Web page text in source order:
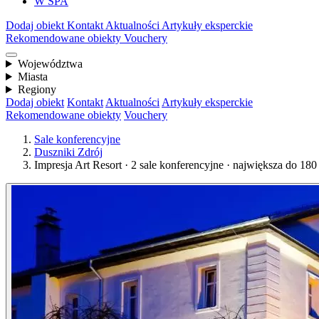
Dodaj obiekt Kontakt Aktualności Artykuły eksperckie
Rekomendowane obiekty Vouchery
Województwa
Miasta
Regiony
Dodaj obiekt Kontakt Aktualności Artykuły eksperckie
Rekomendowane obiekty Vouchery
Sale konferencyjne
Duszniki Zdrój
Impresja Art Resort · 2 sale konferencyjne · największa do 180